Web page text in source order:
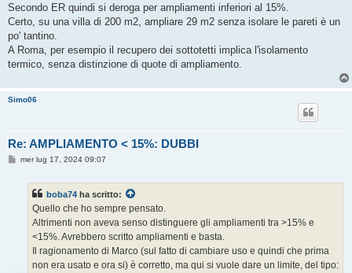
s
a
g
i
o
Secondo ER quindi si deroga per ampliamenti inferiori al 15%.
Certo, su una villa di 200 m2, ampliare 29 m2 senza isolare le pareti è un
po' tantino.
A Roma, per esempio il recupero dei sottotetti implica l'isolamento
termico, senza distinzione di quote di ampliamento.
Simo06
Re: AMPLIAMENTO < 15%: DUBBI
Mmer lug 17, 2024 09:07
boba74 ha scritto:
Quello che ho sempre pensato.
Altrimenti non aveva senso distinguere gli ampliamenti tra >15% e
<15%. Avrebbero scritto ampliamenti e basta.
Il ragionamento di Marco (sul fatto di cambiare uso e quindi che prima
non era usato e ora si) è corretto, ma qui si vuole dare un limite, del tipo: